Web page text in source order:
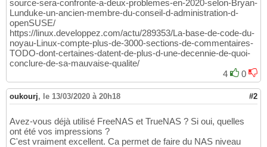
source-sera-confronte-a-deux-problemes-en-2020-selon-Bryan-
Lunduke-un-ancien-membre-du-conseil-d-administration-d-
openSUSE/
https://linux.developpez.com/actu/289353/La-base-de-code-du-
noyau-Linux-compte-plus-de-3000-sections-de-commentaires-
TODO-dont-certaines-datent-de-plus-d-une-decennie-de-quoi-
conclure-de-sa-mauvaise-qualite/
4
0
oukourj, le 13/03/2020 à 20h18 #2
Avez-vous déjà utilisé FreeNAS et TrueNAS ? Si oui, quelles
ont été vos impressions ?
C'est vraiment excellent. Ca permet de faire du NAS niveau